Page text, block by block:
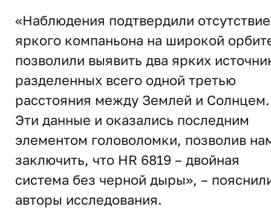
«Наблюдения подтвердили отсутствие
яркого компаньона на широкой
позволили выявить два ярких
разделенных всего одной третью
расстояния между Землей и Солнцем.
Эти данные и оказались последним
элементом головоломки, позволив
заключить, что HR 6819 – двойная
система без черной дыры», –
авторы исследования.